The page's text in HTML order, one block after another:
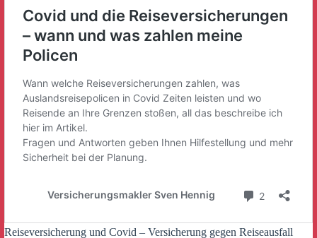
Reiseversicherung und Covid – Versicherung gegen Reiseausfall